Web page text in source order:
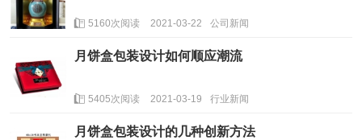
5160次阅读 2021-03-22 公司新闻
月饼盒包装设计如何顺应潮流
5405次阅读 2021-03-19 行业新闻
月饼盒包装设计的几种创新方法